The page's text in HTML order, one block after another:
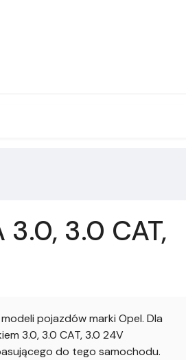
3.0 CAT,
pojazdów marki Opel. Dla
3.0, 3.0 CAT, 3.0 24V
do tego samochodu.